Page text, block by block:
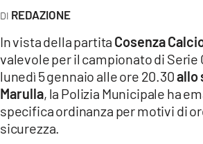
LACTV.IT
LACONAIR.IT
LACITYMAG.IT
ILREGGINO.IT
REDAZIONE
In vista della partita Cosenza
valevole per il campionato di Serie
lunedì 5 gennaio alle ore 20.30allo
Marulla, la Polizia Municipale ha
specifica ordinanza per motivi di
sicurezza.